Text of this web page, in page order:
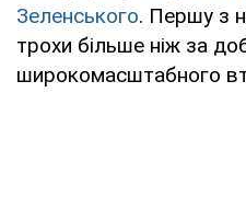
Зеленського. Першу з
трохи більше ніж за
широкомасштабного